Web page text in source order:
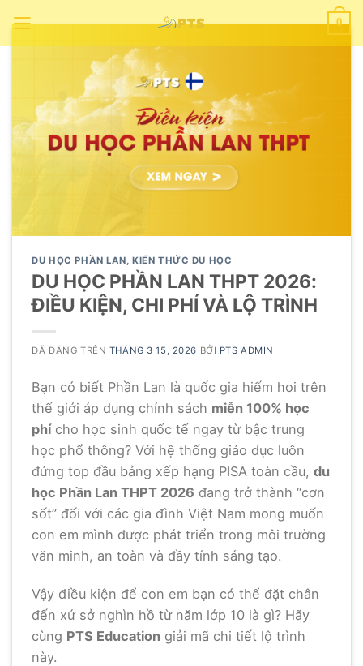
đến
0
DU HỌC PHẦN LAN,KIẾN THỨC DU HỌC
DU HỌC PHẦN LAN THPT 2026:
ĐIỀU KIỆN, CHI PHÍ VÀ LỘ TRÌNH
ĐÃ ĐĂNG TRÊN THÁNG 3 15, 2026 BỞI PTS ADMIN
Bạn có biết Phần Lan là quốc gia hiếm hoi trên
thế giới áp dụng chính sách miễn 100% học
phícho học sinh quốc tế ngay từ bậc trung
học phổ thông? Với hệ thống giáo dục luôn
đứng top đầu bảng xếp hạng PISA toàn cầu,du
học Phần Lan THPT 2026 đang trở thành “cơn
sốt” đối với các gia đình Việt Nam mong muốn
con em mình được phát triển trong môi trường
văn minh, an toàn và đầy tính sáng tạo.
Vậy điều kiện để con em bạn có thể đặt chân
đến xứ sở nghìn hồ từ năm lớp 10 là gì? Hãy
cùng PTS Education giải mã chi tiết lộ trình
này.